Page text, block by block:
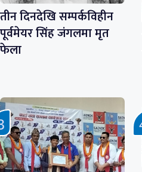
तीन दिनदेखि सम्पर्कविहीन
पूर्वमेयर सिंह जंगलमा मृत
फेला